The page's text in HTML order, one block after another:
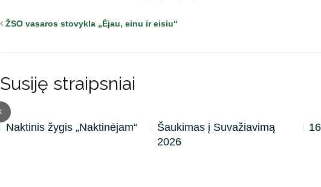
ŽSO vasaros stovykla „Ėjau, einu ir eisiu“
Susiję straipsniai
Naktinis žygis „Naktinėjam“
Šaukimas į Suvažiavimą
2026